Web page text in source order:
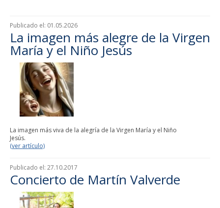
Publicado el: 01.05.2026
La imagen más alegre de la Virgen
María y el Niño Jesús
La imagen más viva de la alegría de la Virgen María y el Niño
Jesús.
(ver artículo)
Publicado el: 27.10.2017
Concierto de Martín Valverde